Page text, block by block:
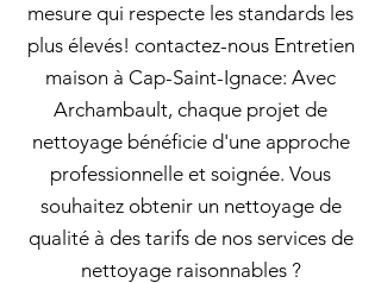
mesure qui respecte les standards les
plus élevés! contactez-nous Entretien
maison à Cap-Saint-Ignace: Avec
Archambault, chaque projet de
nettoyage bénéficie d'une approche
professionnelle et soignée. Vous
souhaitez obtenir un nettoyage de
qualité à des tarifs de nos services de
nettoyage raisonnables ?